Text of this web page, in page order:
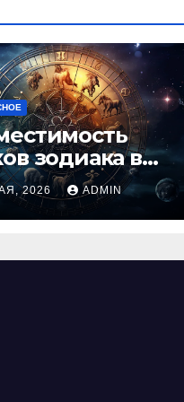
зодиака в
как найти
пару и
2026 ADMIN